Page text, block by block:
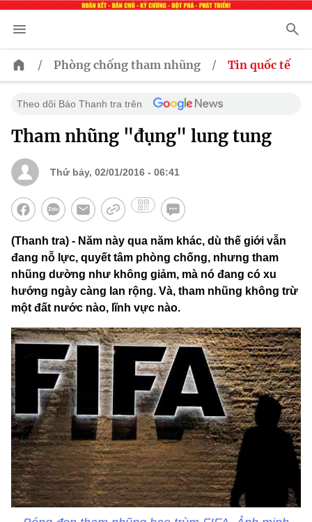
/ Phòng chống tham nhũng / Tin quốc tế
Theo dõi Báo Thanh tra trên
Tham nhũng "đụng" lung tung
Thứ bảy, 02/01/2016 - 06:41
(Thanh tra) - Năm này qua năm khác, dù thế giới vẫn
đang nỗ lực, quyết tâm phòng chống, nhưng tham
nhũng dường như không giảm, mà nó đang có xu
hướng ngày càng lan rộng. Và, tham nhũng không trừ
một đất nước nào, lĩnh vực nào.